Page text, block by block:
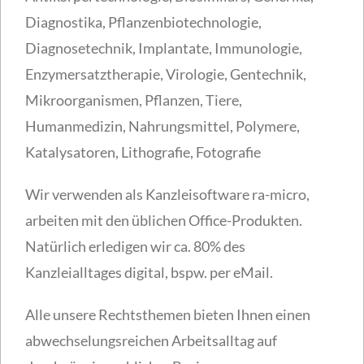
Diagnostika, Pflanzenbiotechnologie,
Diagnosetechnik, Implantate, Immunologie,
Enzymersatztherapie, Virologie, Gentechnik,
Mikroorganismen, Pflanzen, Tiere,
Humanmedizin, Nahrungsmittel, Polymere,
Katalysatoren, Lithografie, Fotografie
Wir verwenden als Kanzleisoftware ra-micro,
arbeiten mit den üblichen Office-Produkten.
Natürlich erledigen wir ca. 80% des
Kanzleialltages digital, bspw. per eMail.
Alle unsere Rechtsthemen bieten Ihnen einen
abwechselungsreichen Arbeitsalltag auf